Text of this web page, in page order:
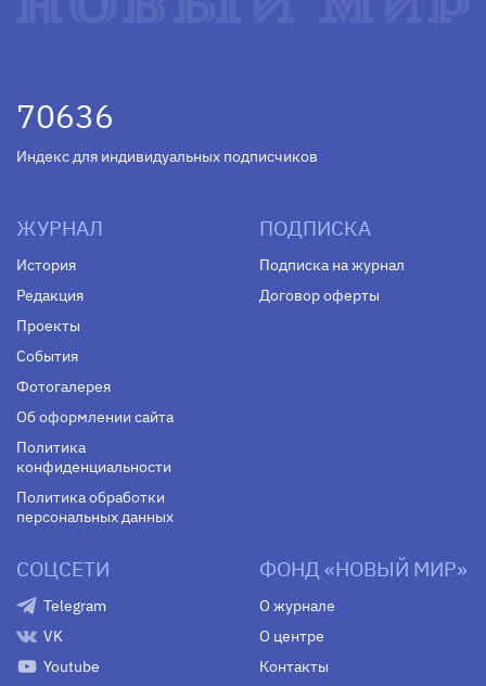
70636
Индекс для индивидуальных подписчиков
ЖУРНАЛ
История
Редакция
Проекты
События
Фотогалерея
Об оформлении сайта
Политика
конфиденциальности
Политика обработки
персональных данных
ПОДПИСКА
Подписка на журнал
Договор оферты
СОЦСЕТИ
Telegram
VK
Youtube
ФОНД «НОВЫЙ МИР»
О журнале
О центре
Контакты